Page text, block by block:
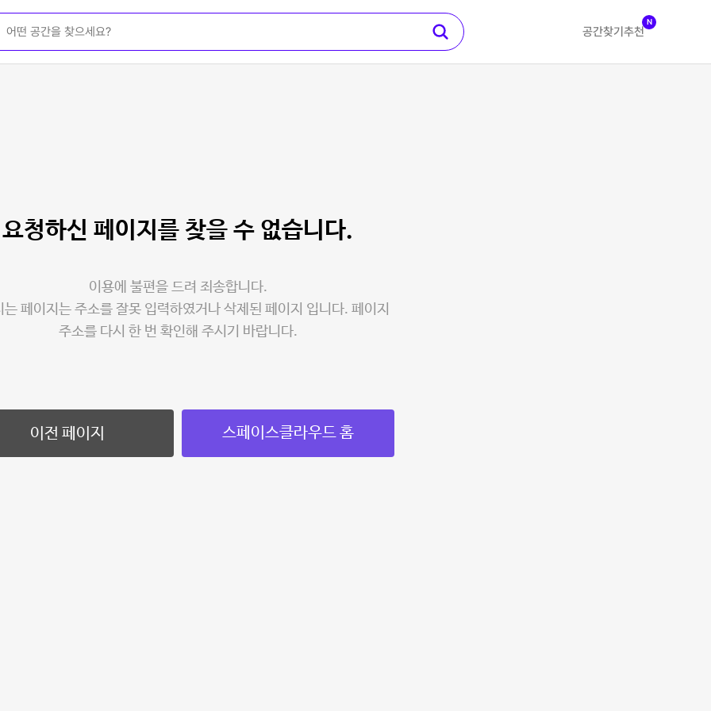
공간찾기 추천
N
요청하신 페이지를 찾을 수 없습니다.
이용에 불편을 드려 죄송합니다.
는 페이지는 주소를 잘못 입력하였거나 삭제된 페이지 입니다. 페이지
주소를 다시 한 번 확인해 주시기 바랍니다.
이전 페이지 스페이스클라우드 홈